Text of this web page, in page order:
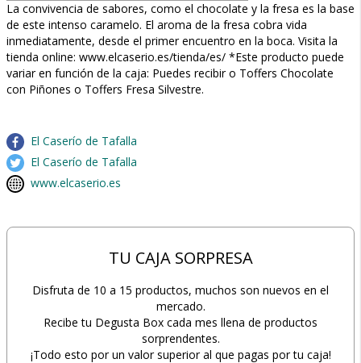
La convivencia de sabores, como el chocolate y la fresa es la base
de este intenso caramelo. El aroma de la fresa cobra vida
inmediatamente, desde el primer encuentro en la boca. Visita la
tienda online: www.elcaserio.es/tienda/es/ *Este producto puede
variar en función de la caja: Puedes recibir o Toffers Chocolate
con Piñones o Toffers Fresa Silvestre.
El Caserío de Tafalla
El Caserío de Tafalla
www.elcaserio.es
TU CAJA SORPRESA
Disfruta de 10 a 15 productos, muchos son nuevos en el
mercado.
Recibe tu Degusta Box cada mes llena de productos
sorprendentes.
¡Todo esto por un valor superior al que pagas por tu caja!